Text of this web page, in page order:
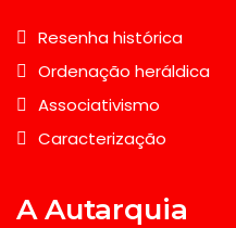
Resenha histórica
Ordenação heráldica
Associativismo
Caracterização
A Autarquia